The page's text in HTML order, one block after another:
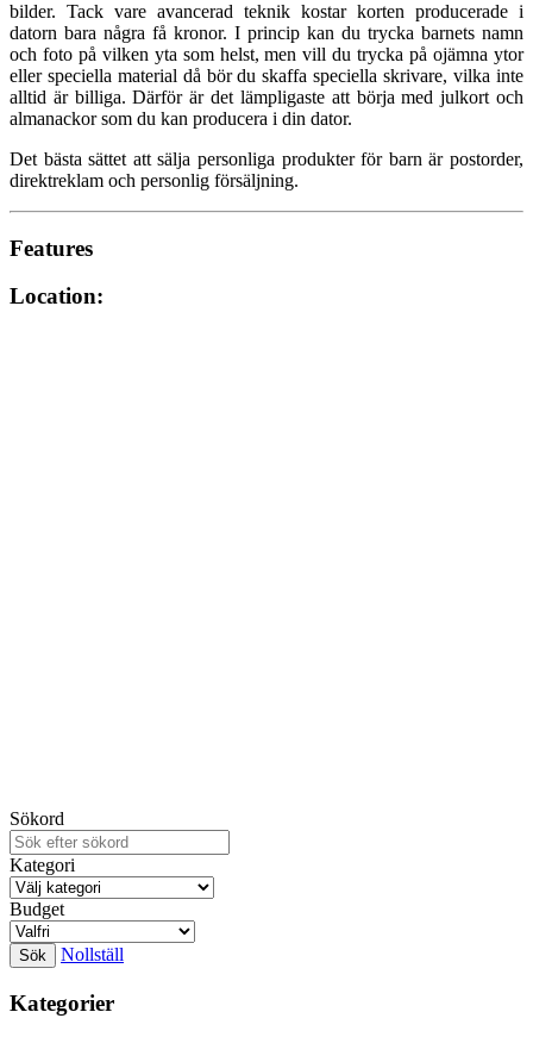
bilder. Tack vare avancerad teknik kostar korten producerade i
datorn bara några få kronor. I princip kan du trycka barnets namn
och foto på vilken yta som helst, men vill du trycka på ojämna ytor
eller speciella material då bör du skaffa speciella skrivare, vilka inte
alltid är billiga. Därför är det lämpligaste att börja med julkort och
almanackor som du kan producera i din dator.
Det bästa sättet att sälja personliga produkter för barn är postorder,
direktreklam och personlig försäljning.
Features
Location:
Sökord
Kategori
Budget
Nollställ
Kategorier